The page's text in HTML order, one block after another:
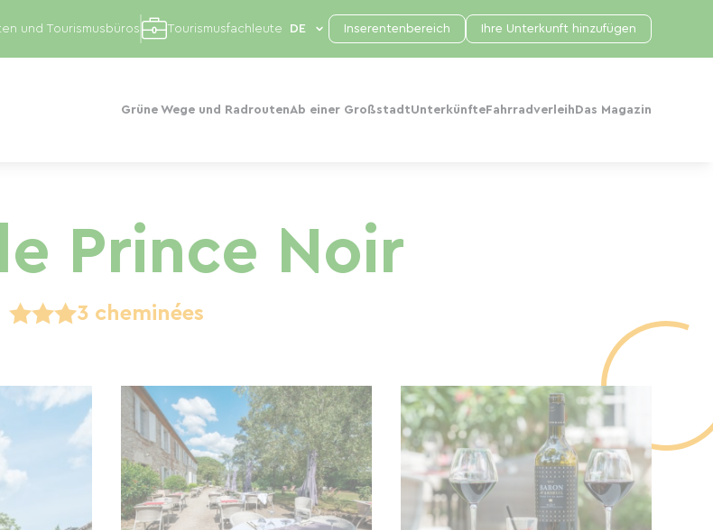
Grüne Wege und RadroutenAb einer GroßstadtUnterkünfte Fahrradverleih Das Magazin
und Tourismusbüros Tourismusfachleute Inserentenbereich Ihre Unterkunft hinzufügen
Prince Noir
3 cheminées